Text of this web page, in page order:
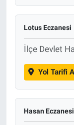
Lotus Eczanesi
İlçe Devlet
Yol Tarifi
Hasan Eczanesi